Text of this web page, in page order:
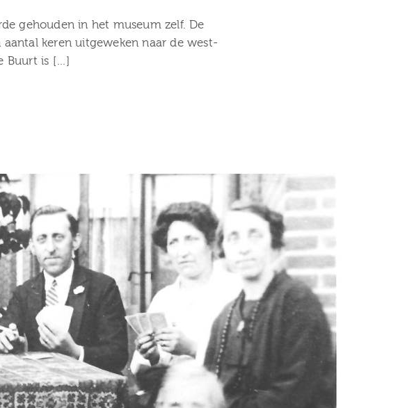
gehouden in het museum zelf. De
keren uitgeweken naar de west-
Buurt is […]